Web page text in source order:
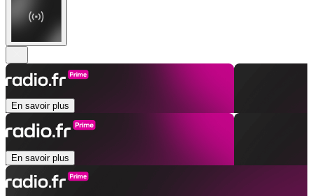
En savoir plus
En savoir plus